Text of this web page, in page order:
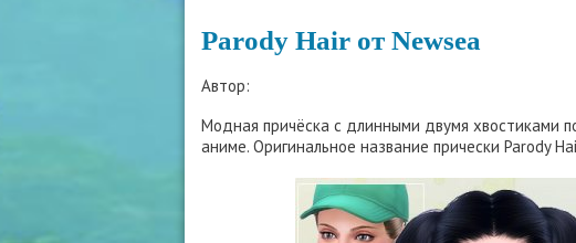
Parody Hair от Newsea
Автор:
Модная причёска с длинными двумя хвостиками
аниме. Оригинальное название прически Parody